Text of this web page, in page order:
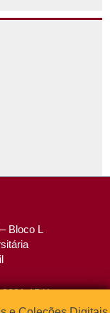
Bloco L
1541